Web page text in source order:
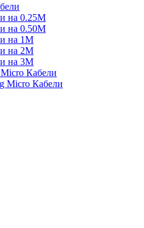
на 0.25М
на 0.50М
на 1М
на 2М
на 3М
Кабели
Micro Кабели